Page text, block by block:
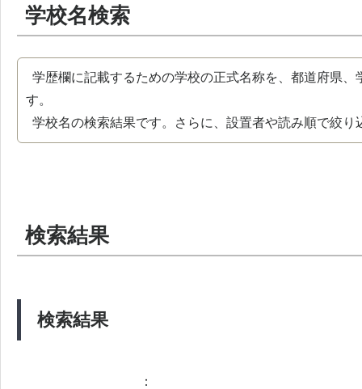
学校名検索
学歴欄に記載するための学校の正式名称を、都道府県
す。
学校名の検索結果です。さらに、設置者や読み順で絞り
検索結果
検索結果
：